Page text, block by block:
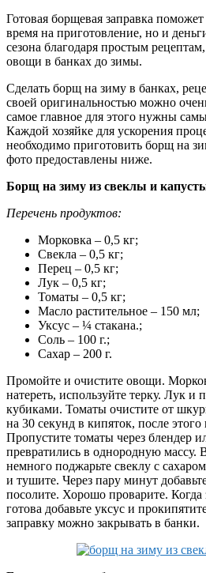
Готовая борщевая заправка
время на приготовление, но и
сезона благодаря простым
овощи в банках до зимы.
Сделать борщ на зиму в банках,
своей оригинальностью можно
самое главное для этого нужны
Каждой хозяйке для ускорения
необходимо приготовить борщ на
фото предоставлены ниже.
Борщ на зиму из свеклы и
Перечень продуктов:
Морковка – 0,5 кг;
Свекла – 0,5 кг;
Перец – 0,5 кг;
Лук – 0,5 кг;
Томаты – 0,5 кг;
Масло растительное – 150 мл;
Уксус – ¼ стакана.;
Соль – 100 г.;
Сахар – 200 г.
Промойте и очистите овощи.
натереть, используйте терку. Лук и
кубиками. Томаты очистите от
на 30 секунд в кипяток, после
Пропустите томаты через блендер
превратились в однородную массу.
немного поджарьте свеклу с
и тушите. Через пару минут
посолите. Хорошо проварите. Когда
готова добавьте уксус и
заправку можно закрывать в банки.